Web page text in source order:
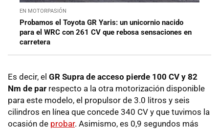
EN MOTORPASIÓN
Probamos el Toyota GR Yaris: un unicornio nacido
para el WRC con 261 CV que rebosa sensaciones en
carretera
Es decir, el GR Supra de acceso pierde 100 CV y 82
Nm de par respecto a la otra motorización disponible
para este modelo, el propulsor de 3.0 litros y seis
cilindros en línea que concede 340 CV y que tuvimos la
ocasión de probar. Asimismo, es 0,9 segundos más